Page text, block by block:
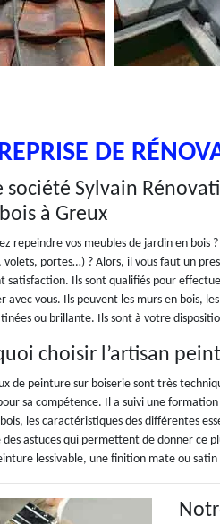
DE
société Sylvain
à Greux
repeindre vos meubles de jardin en bois
volets, portes…) ? Alors, il vous faut un
satisfaction. Ils sont qualifiés pour
avec vous. Ils peuvent les murs en bois,
ou brillante. Ils sont à votre
choisir l’artisan
de peinture sur boiserie sont très
sa compétence. Il a suivi une
les caractéristiques des différentes
des astuces qui permettent de donner ce
lessivable, une finition mate ou